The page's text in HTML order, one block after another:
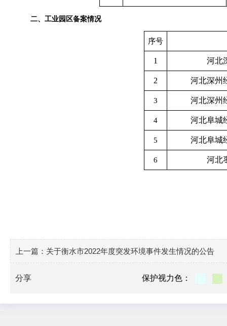
二、工业园区备案情况
序号
1 河北
2 河北深州
3 河北深州
4 河北阜城
5 河北阜城
6 河北
上一篇： 关于衡水市2022年度突发环境事件发生情况的公告
保护视力色：
分享